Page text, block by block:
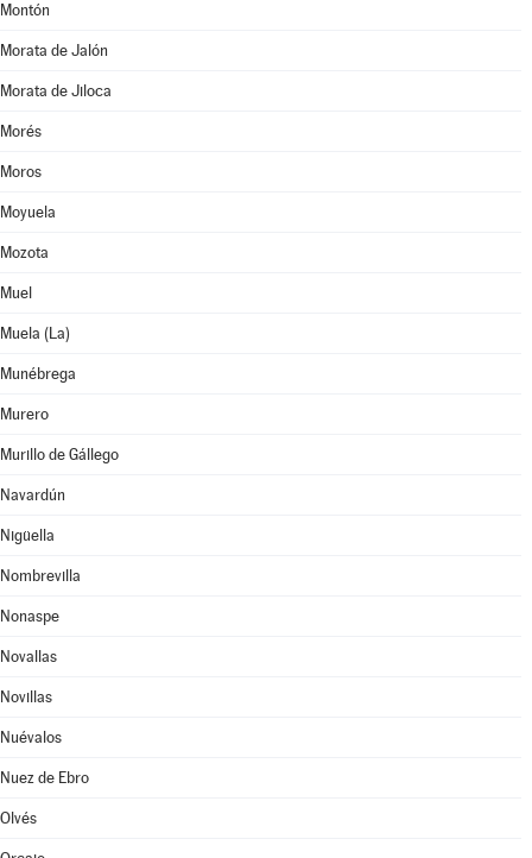
Montón
Morata de Jalón
Morata de Jiloca
Morés
Moros
Moyuela
Mozota
Muel
Muela (La)
Munébrega
Murero
Murillo de Gállego
Navardún
Nigüella
Nombrevilla
Nonaspe
Novallas
Novillas
Nuévalos
Nuez de Ebro
Olvés